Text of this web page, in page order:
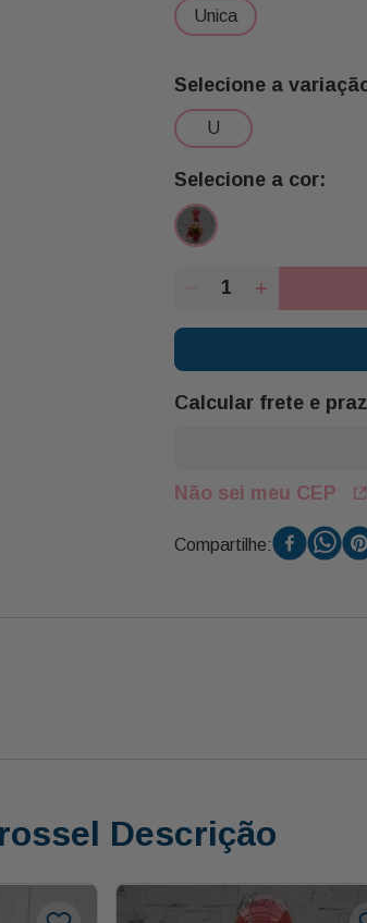
u
unica
Calcular frete e
Não sei meu CEP
Compartilhe:
Descrição